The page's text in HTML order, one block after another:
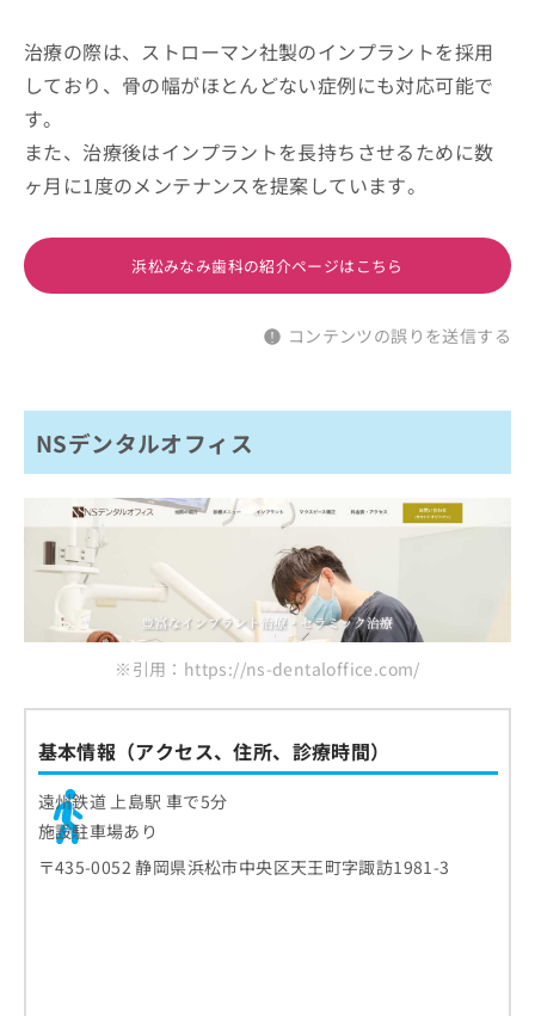
治療の際は、ストローマン社製のインプラントを採用
しており、骨の幅がほとんどない症例にも対応可能で
す。
また、治療後はインプラントを長持ちさせるために数
ヶ月に1度のメンテナンスを提案しています。
浜松みなみ歯科の紹介ページはこちら
コンテンツの誤りを送信する
NSデンタルオフィス
※引用：https://ns-dentaloffice.com/
基本情報（アクセス、住所、診療時間）
遠州鉄道 上島駅 車で5分
施設駐車場あり
〒435-0052 静岡県浜松市中央区天王町字諏訪1981-3